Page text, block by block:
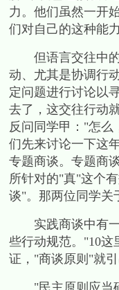
力。他们虽然一开
们对自己的这种能
但语言交往中的
动、尤其是协调行
定问题进行讨论以
去了，这交往行动
反问同学甲： "怎么
们先来讨论一下这
专题商谈。专题商
所针对的"真"这个
谈"。那两位同学关
实践商谈中有
些行动规范。 "10这
证， "商谈原则 "就
"民主原则应当